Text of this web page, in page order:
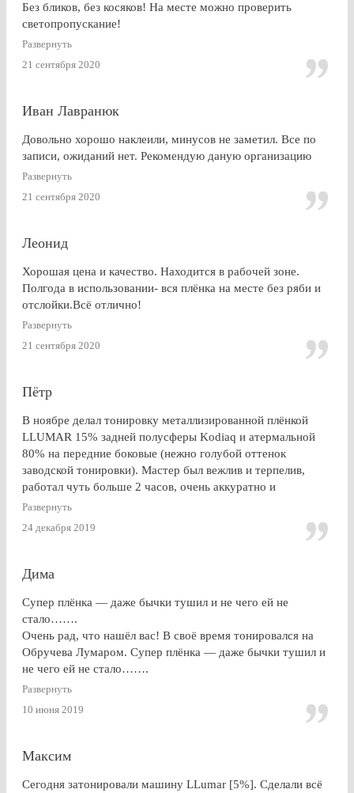
Без бликов, без косяков! На месте можно проверить
светопропускание!
Развернуть
21 сентября 2020
Иван Лавранюк
Довольно хорошо наклеили, минусов не заметил. Все по
записи, ожиданий нет. Рекомендую даную организацию
Развернуть
21 сентября 2020
Леонид
Хорошая цена и качество. Находится в рабочей зоне.
Полгода в использовании- вся плёнка на месте без ряби и
отслойки.Всё отлично!
Развернуть
21 сентября 2020
Пётр
В ноябре делал тонировку металлизированной плёнкой
LLUMAR 15% задней полусферы Kodiaq и атермальной
80% на передние боковые (нежно голубой оттенок
заводской тонировки). Мастер был вежлив и терпелив,
работал чуть больше 2 часов, очень аккуратно и
профессионально. Результат на 5+ ! Особенно приятно
получить гарантию на работу и плёнку. Отдельное спасибо
за консультацию, как до работ, так по их завершении!
Развернуть
24 декабря 2019
Дима
Супер плёнка — даже бычки тушил и не чего ей не
стало…….
Очень рад, что нашёл вас! В своё время тонировался на
Обручева Лумаром. Супер плёнка — даже бычки тушил и
не чего ей не стало…….
Развернуть
10 июня 2019
Максим
Сегодня затонировали машину LLumar [5%]. Сделали всё